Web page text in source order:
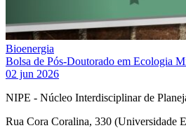
Bioenergia
Bolsa de Pós-Doutorado em Ecologia
02 jun 2026
NIPE - Núcleo Interdisciplinar de
Rua Cora Coralina, 330 (Universidade